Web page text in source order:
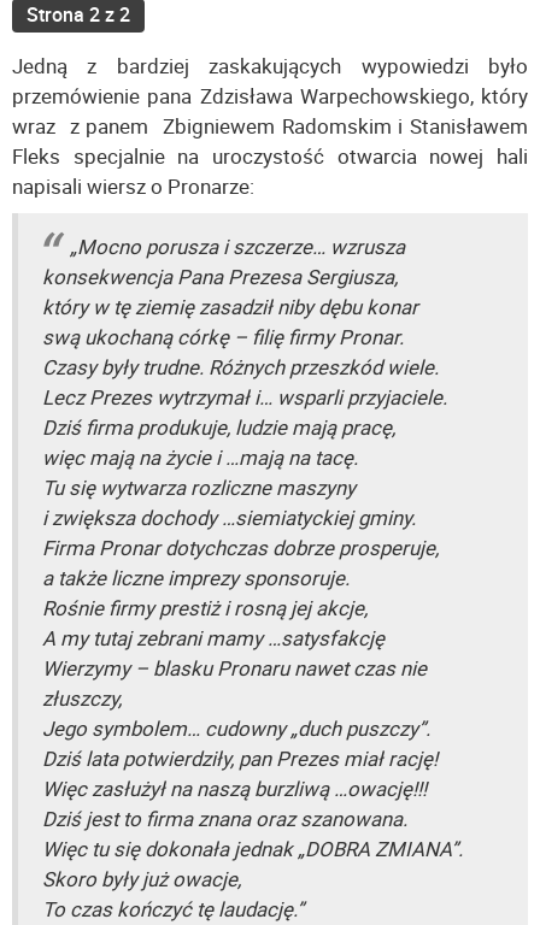
Strona 2 z 2
Jedną z bardziej zaskakujących wypowiedzi było
przemówienie pana Zdzisława Warpechowskiego, który
wraz z panem Zbigniewem Radomskim i Stanisławem
Fleks specjalnie na uroczystość otwarcia nowej hali
napisali wiersz o Pronarze:
„Mocno porusza i szczerze… wzrusza
konsekwencja Pana Prezesa Sergiusza,
który w tę ziemię zasadził niby dębu konar
swą ukochaną córkę – filię firmy Pronar.
Czasy były trudne. Różnych przeszkód wiele.
Lecz Prezes wytrzymał i… wsparli przyjaciele.
Dziś firma produkuje, ludzie mają pracę,
więc mają na życie i …mają na tacę.
Tu się wytwarza rozliczne maszyny
i zwiększa dochody …siemiatyckiej gminy.
Firma Pronar dotychczas dobrze prosperuje,
a także liczne imprezy sponsoruje.
Rośnie firmy prestiż i rosną jej akcje,
A my tutaj zebrani mamy …satysfakcję
Wierzymy – blasku Pronaru nawet czas nie
złuszczy,
Jego symbolem… cudowny „duch puszczy”.
Dziś lata potwierdziły, pan Prezes miał rację!
Więc zasłużył na naszą burzliwą …owację!!!
Dziś jest to firma znana oraz szanowana.
Więc tu się dokonała jednak „DOBRA ZMIANA”.
Skoro były już owacje,
To czas kończyć tę laudację.”